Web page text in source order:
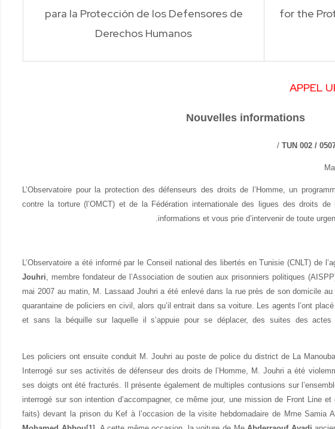
for the
para la Protección de los Defensores de
Derechos Humanos
APPEL
Nouvelles informations
TUN 002 /
L’Observatoire pour la protection des défenseurs des droits de l’Homme, un
contre la torture (l’OMCT) et de la Fédération internationale des ligues des droits de
informations et vous prie d’intervenir de toute
L’Observatoire a été informé par le Conseil national des libertés en Tunisie (CNLT) de
Jouhri , membre fondateur de l’Association de soutien aux prisonniers politiques
mai 2007 au matin, M. Lassaad Jouhri a été enlevé dans la rue près de son domicile
quarantaine de policiers en civil, alors qu’il entrait dans sa voiture. Les agents l’ont
et sans la béquille sur laquelle il s’appuie pour se déplacer, des suites des
Les policiers ont ensuite conduit M. Jouhri au poste de police du district de La
Interrogé sur ses activités de défenseur des droits de l’Homme, M. Jouhri a été
ses doigts ont été fracturés. Il présente également de multiples contusions sur
interrogé sur son intention d’accompagner, ce même jour, une mission de Front Line
faits) devant la prison du Kef à l’occasion de la visite hebdomadaire de Mme Samia